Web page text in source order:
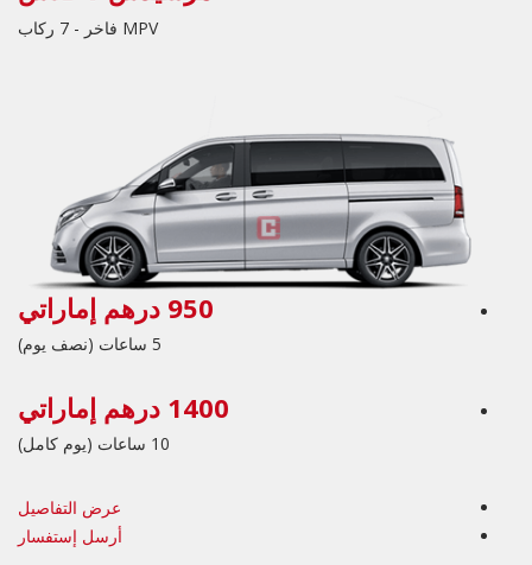
MPV فاخر - 7 ركاب
950 درهم إماراتي
5 ساعات (نصف يوم)
1400 درهم إماراتي
10 ساعات (يوم كامل)
عرض التفاصيل
أرسل إستفسار